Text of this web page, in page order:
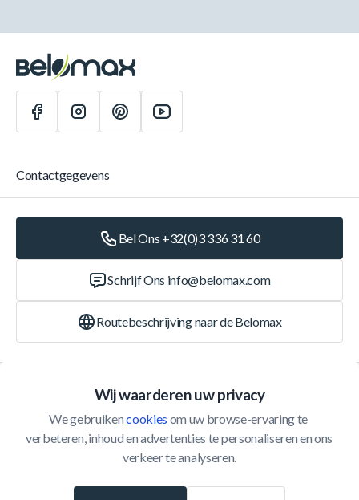
Wij waarderen uw privacy
We gebruiken cookies om uw browse-ervaring te
verbeteren, inhoud en advertenties te personaliseren en ons
verkeer te analyseren.
Klantenservice
Contactgegevens
Bel Ons +32(0)3 336 31 60
Schrijf Ons info@belomax.com
Routebeschrijving naar de Belomax